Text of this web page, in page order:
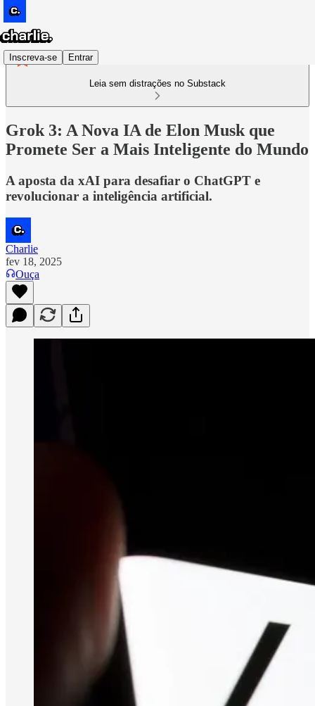
Inscreva-se Entrar
Leia sem distrações no Substack
Grok 3: A Nova IA de Elon Musk que
Promete Ser a Mais Inteligente do Mundo
A aposta da xAI para desafiar o ChatGPT e
revolucionar a inteligência artificial.
Charlie
fev 18, 2025
Ouça